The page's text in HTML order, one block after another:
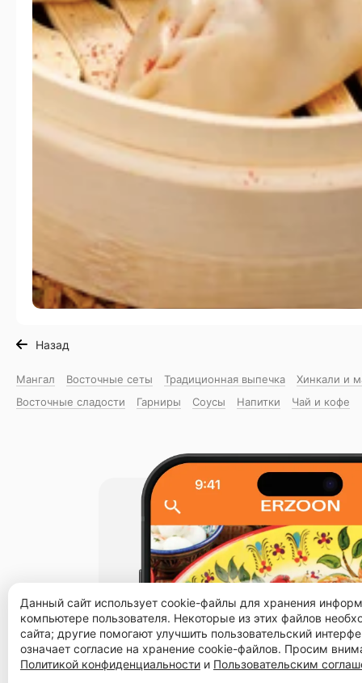
Назад
Мангал Восточные сеты Традиционная выпечка
Хинкали и
Восточные сладости
Гарниры Соусы Напитки Чай и кофе
Данный сайт использует cookie-файлы для хранения
компьютере пользователя. Некоторые из этих файлов
сайта; другие помогают улучшить пользовательский
означает согласие на хранение cookie-файлов. Просим
Политикой конфиденциальности и Пользовательским